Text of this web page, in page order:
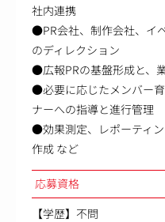
社内連携
●PR会社、制作会社、イ
のディレクション
●広報PRの基盤形成と、
●必要に応じたメンバー
ナーへの指導と進行管理
●効果測定、レポーティ
作成 など
応募資格
【学歴】不問